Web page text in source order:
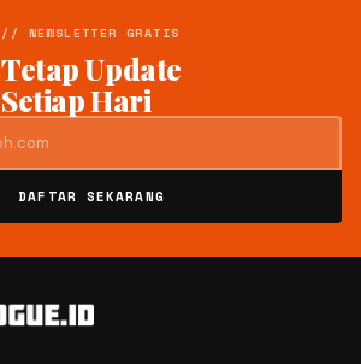
// NEWSLETTER GRATIS
Tetap Update
Setiap Hari
DAFTAR SEKARANG